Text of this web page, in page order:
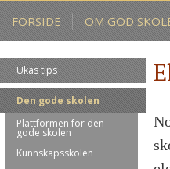
FORSIDE OM GOD
Ukas tips
Den gode skolen
Plattformen for den
gode skolen
Kunnskapsskolen